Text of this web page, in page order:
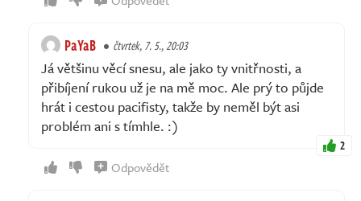
PaYaB čtvrtek, 7. 5., 20:03
Já většinu věcí snesu, ale jako ty vnitřnosti, a
přibíjení rukou už je na mě moc. Ale prý to půjde
hrát i cestou pacifisty, takže by neměl být asi
problém ani s tímhle. :)
2
Odpovědět